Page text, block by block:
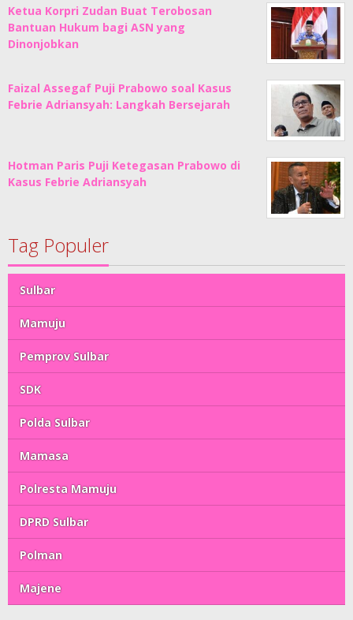
Ketua Korpri Zudan Buat Terobosan
Bantuan Hukum bagi ASN yang
Dinonjobkan
Faizal Assegaf Puji Prabowo soal Kasus
Febrie Adriansyah: Langkah Bersejarah
Hotman Paris Puji Ketegasan Prabowo di
Kasus Febrie Adriansyah
Tag Populer
Sulbar
Mamuju
Pemprov Sulbar
SDK
Polda Sulbar
Mamasa
Polresta Mamuju
DPRD Sulbar
Polman
Majene